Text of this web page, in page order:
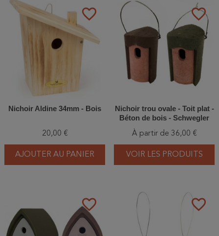
favorite_border
Nichoir Aldine 34mm - Bois
20,00 €
AJOUTER AU PANIER
favorite_border
Nichoir trou ovale - Toit plat -
Béton de bois - Schwegler
À partir de 36,00 €
VOIR LES PRODUITS
favorite_border favorite_border